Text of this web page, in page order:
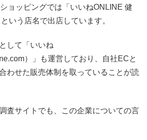
ョッピングでは「いいねONLINE 健
いう店名で出店しています。
して「いいね
）」も運営しており、自社ECと
わせた販売体制を取っていることが読
査サイトでも、この企業についての言